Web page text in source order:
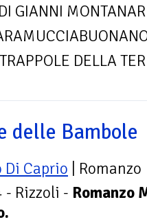
GIANNI
DELLA
delle Bambole
Di Caprio | Romanzo
- Rizzoli - Romanzo